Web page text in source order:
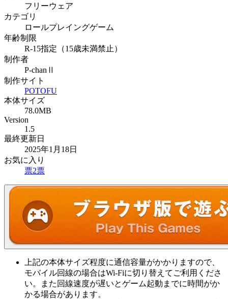
フリーウェア
カテゴリ
ロールプレイングゲーム
年齢制限
R-15指定（15歳未満禁止）
制作者
P-chanⅡ
制作サイト
POTOFU
本体サイズ
78.0MB
Version
1.5
最終更新日
2025年1月18日
お気に入り
票2票
上記の本体サイズ程度に通信容量がかかりますので、
モバイル回線の場合はWi-Fiに切り替えてご利用くださ
い。また回線速度が遅いとゲーム起動までに時間がか
かる場合があります。